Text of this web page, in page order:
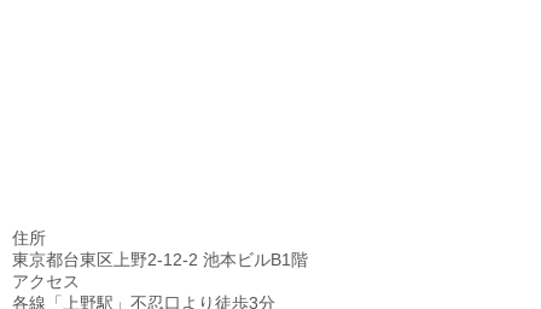
住所
東京都台東区上野2-12-2 池本ビルB1階
アクセス
各線「上野駅」不忍口より徒歩3分